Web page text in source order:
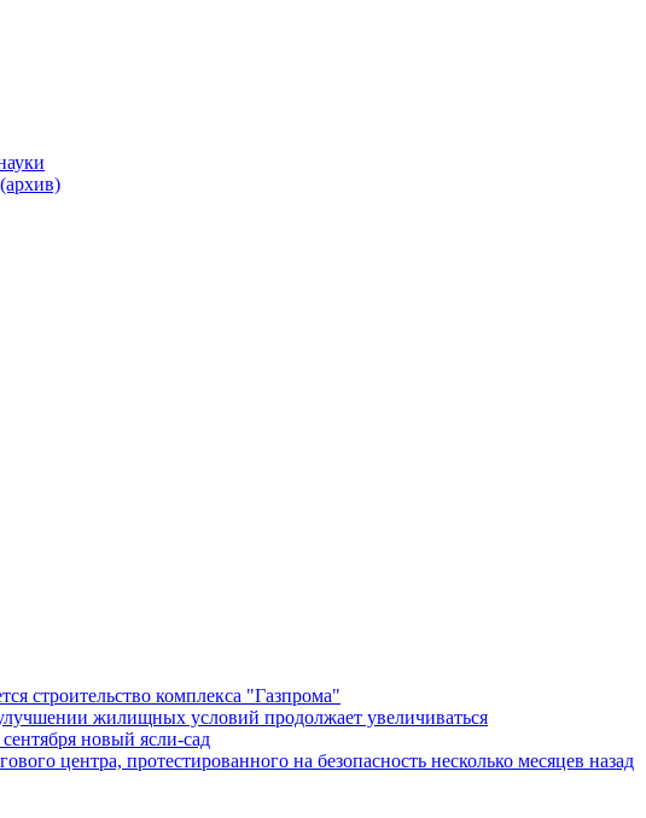
строительство комплекса "Газпрома"
жилищных условий продолжает увеличиваться
новый ясли-сад
центра, протестированного на безопасность несколько месяцев назад